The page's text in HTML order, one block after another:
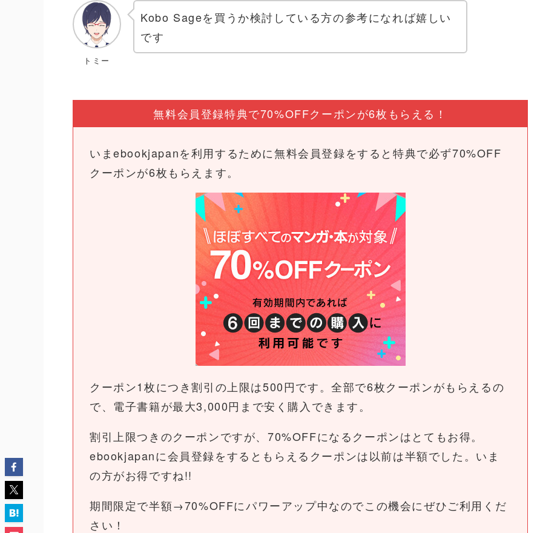
トミー
Kobo Sageを買うか検討している方の参考になれば嬉しい
です
無料会員登録特典で70%OFFクーポンが6枚もらえる！
いまebookjapanを利用するために無料会員登録をすると特典で必ず70%OFF
クーポンが6枚もらえます。
クーポン1枚につき割引の上限は500円です。全部で6枚クーポンがもらえるの
で、電子書籍が最大3,000円まで安く購入できます。
割引上限つきのクーポンですが、70%OFFになるクーポンはとてもお得。
ebookjapanに会員登録をするともらえるクーポンは以前は半額でした。いま
の方がお得ですね!!
期間限定で半額→70%OFFにパワーアップ中なのでこの機会にぜひご利用くだ
さい！